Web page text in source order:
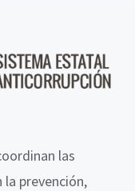
las
prevención,